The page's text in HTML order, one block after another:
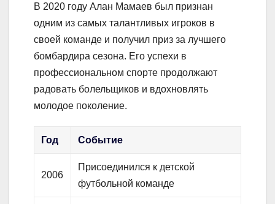
В 2020 году Алан Мамаев был признан
одним из самых талантливых игроков в
своей команде и получил приз за лучшего
бомбардира сезона. Его успехи в
профессиональном спорте продолжают
радовать болельщиков и вдохновлять
молодое поколение.
Год Событие
2006
Присоединился к детской
футбольной команде